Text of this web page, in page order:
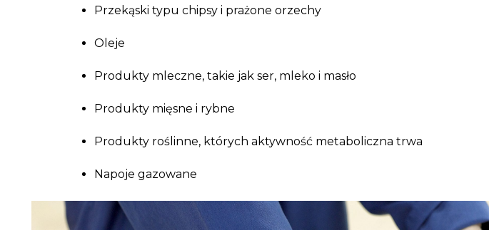
Przekąski typu chipsy i prażone orzechy
Oleje
Produkty mleczne, takie jak ser, mleko i masło
Produkty mięsne i rybne
Produkty roślinne, których aktywność metaboliczna trwa
Napoje gazowane